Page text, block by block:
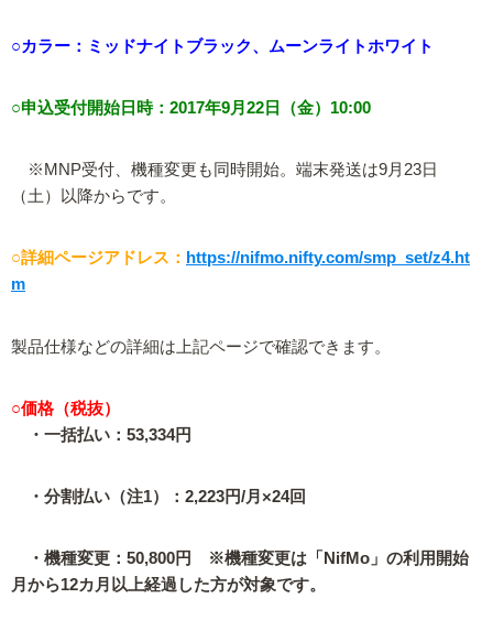
○カラー：ミッドナイトブラック、ムーンライトホワイト
○申込受付開始日時：2017年9月22日（金）10:00
※MNP受付、機種変更も同時開始。端末発送は9月23日
（土）以降からです。
○詳細ページアドレス： https://nifmo.nifty.com/smp_set/z4.ht
m
製品仕様などの詳細は上記ページで確認できます。
○価格（税抜）
・一括払い：53,334円
・分割払い（注1）：2,223円/月×24回
・機種変更：50,800円 ※機種変更は「NifMo」の利用開始
月から12カ月以上経過した方が対象です。